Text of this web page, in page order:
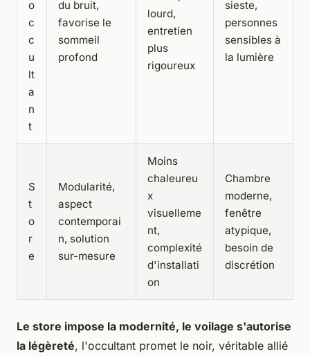
o
c
c
u
lt
a
n
t
du bruit,
favorise le
sommeil
profond
lourd,
entretien
plus
rigoureux
sieste,
personnes
sensibles à
la lumière
S
t
o
r
e
Modularité,
aspect
contemporai
n, solution
sur-mesure
Moins
chaleureu
x
visuelleme
nt,
complexité
d'installati
on
Chambre
moderne,
fenêtre
atypique,
besoin de
discrétion
Le store impose la modernité, le voilage s'autorise
la légèreté, l'occultant promet le noir, véritable allié